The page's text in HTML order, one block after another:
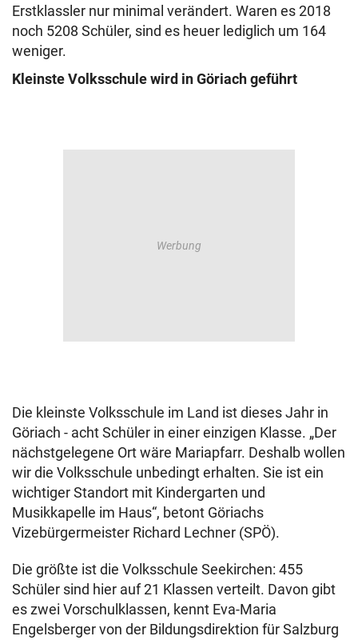
Erstklassler nur minimal verändert. Waren es 2018
noch 5208 Schüler, sind es heuer lediglich um 164
weniger.
Kleinste Volksschule wird in Göriach geführt
Die kleinste Volksschule im Land ist dieses Jahr in
Göriach - acht Schüler in einer einzigen Klasse. „Der
nächstgelegene Ort wäre Mariapfarr. Deshalb wollen
wir die Volksschule unbedingt erhalten. Sie ist ein
wichtiger Standort mit Kindergarten und
Musikkapelle im Haus“, betont Göriachs
Vizebürgermeister Richard Lechner (SPÖ).
Die größte ist die Volksschule Seekirchen: 455
Schüler sind hier auf 21 Klassen verteilt. Davon gibt
es zwei Vorschulklassen, kennt Eva-Maria
Engelsberger von der Bildungsdirektion für Salzburg